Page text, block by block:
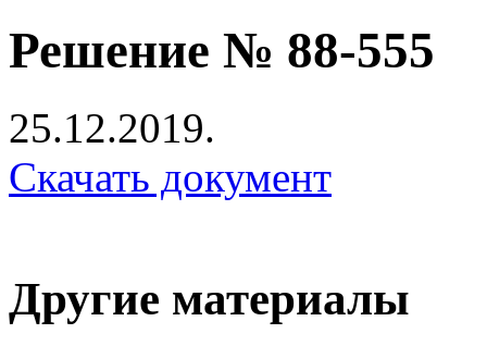
Решение № 88-555
25.12.2019.
Скачать документ
Другие материалы